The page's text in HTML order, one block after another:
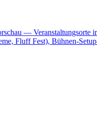
—
Fluff Fest), Bühnen-